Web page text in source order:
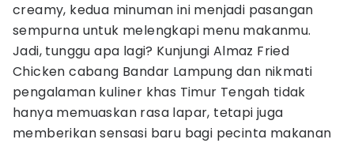
creamy, kedua minuman ini menjadi pasangan
sempurna untuk melengkapi menu makanmu.
Jadi, tunggu apa lagi? Kunjungi Almaz Fried
Chicken cabang Bandar Lampung dan nikmati
pengalaman kuliner khas Timur Tengah tidak
hanya memuaskan rasa lapar, tetapi juga
memberikan sensasi baru bagi pecinta makanan